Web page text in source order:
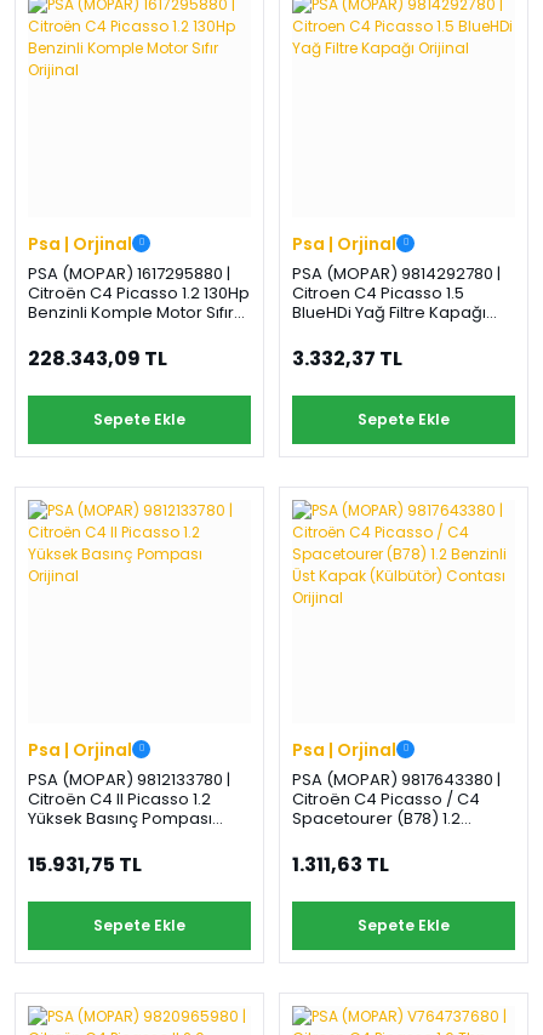
Beni
hatırla
Şifremi
O
OPEL
C
CHEVROLET
P
PEUGEOT
K
›
Ş
›
A
›
Psa | Orjinal
PSA (MOPAR) 1617295880 |
Citroën C4 Picasso 1.2 130Hp
Benzinli Komple Motor Sıfır
228.343,09 TL
Sepete Ekle
Psa | Orjinal
PSA (MOPAR) 9814292780 |
Citroen C4 Picasso 1.5
BlueHDi Yağ Filtre Kapağı
3.332,37 TL
Sepete Ekle
Psa | Orjinal
PSA (MOPAR) 9812133780 |
Citroën C4 II Picasso 1.2
Yüksek Basınç Pompası
15.931,75 TL
Sepete Ekle
Psa | Orjinal
PSA (MOPAR) 9817643380 |
Citroën C4 Picasso / C4
Spacetourer (B78) 1.2
(Külbütör) Contası Orijinal
1.311,63 TL
Sepete Ekle